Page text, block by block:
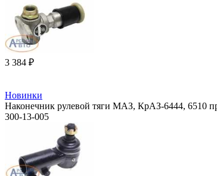
3 384 ₽
Новинки
Наконечник рулевой тяги МАЗ, КрАЗ-6444, 6510
300-13-005